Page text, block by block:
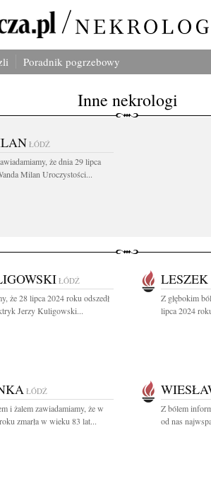
Poradnik pogrzebowy
Inne nekrologi
ŁÓDŹ
że dnia 29 lipca
Milan Uroczystości...
ŁÓDŹ
że 28 lipca 2024 roku odszedł
Jerzy Kuligowski...
Z głębokim
lipca 2024
ŁÓDŹ
i żalem zawiadamiamy, że w
zmarła w wieku 83 lat...
Z bólem
od nas